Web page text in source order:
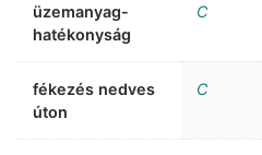
üzemanyag-
hatékonyság
C
fékezés nedves
úton
C